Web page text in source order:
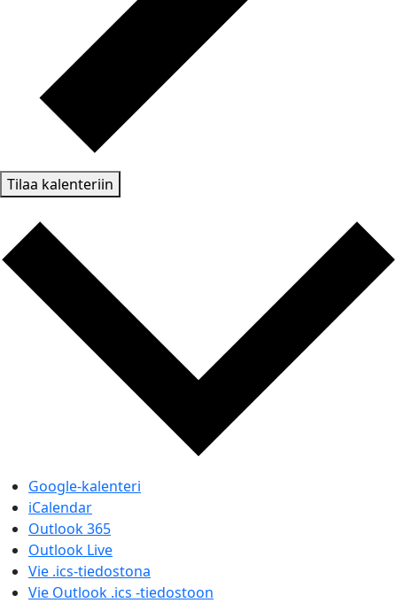
Tilaa kalenteriin
Google-kalenteri
iCalendar
Outlook 365
Outlook Live
Vie .ics-tiedostona
Vie Outlook .ics -tiedostoon